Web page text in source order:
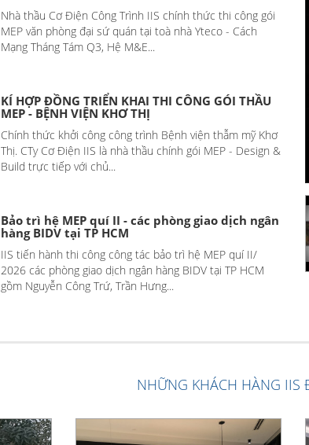
Nhà thầu Cơ Điện Công Trình IIS chính thức thi công gói
MEP văn phòng đại sứ quán tại toà nhà Yteco - Cách
Mạng Tháng Tám Q3, Hệ M&E...
KÍ HỢP ĐỒNG TRIỂN KHAI THI CÔNG GÓI THẦU
MEP - BỆNH VIỆN KHƠ THỊ
Chính thức khởi công công trình Bệnh viện thẫm mỹ Khơ
Thị. CTy Cơ Điện IIS là nhà thầu chính gói MEP - Design &
Build trực tiếp với chủ...
Bảo trì hệ MEP quí II - các phòng giao dịch ngân
hàng BIDV tại TP HCM
IIS tiến hành thi công công tác bảo trì hệ MEP quí II/
2026 các phòng giao dịch ngân hàng BIDV tại TP HCM
gồm Nguyễn Công Trứ, Trần Hưng...
NHỮNG KHÁCH HÀNG IIS